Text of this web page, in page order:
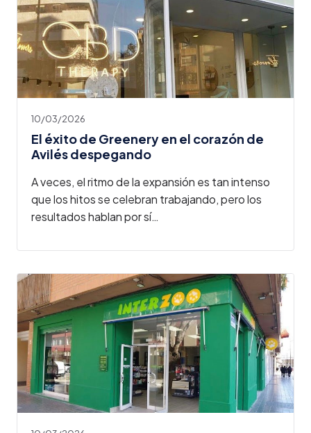
10/03/2026
El éxito de Greenery en el corazón de
Avilés despegando
A veces, el ritmo de la expansión es tan intenso
que los hitos se celebran trabajando, pero los
resultados hablan por sí…